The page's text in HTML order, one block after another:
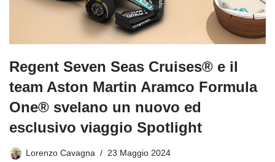
Regent Seven Seas Cruises® e il
team Aston Martin Aramco Formula
One® svelano un nuovo ed
esclusivo viaggio Spotlight
Lorenzo Cavagna 23 Maggio 2024